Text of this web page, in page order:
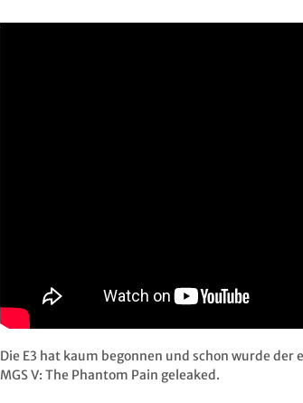
Die E3 hat kaum begonnen und schon wurde
MGS V: The Phantom Pain geleaked.